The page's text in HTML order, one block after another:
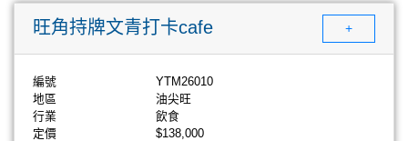
旺角持牌文青打卡cafe +
編號
YTM26010
地區
油尖旺
行業
飲食
定價
$138,000